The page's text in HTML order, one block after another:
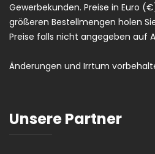
Gewerbekunden. Preise in Euro
größeren Bestellmengen holen
Preise falls nicht angegeben auf
Änderungen und Irrtum
Unsere Partner